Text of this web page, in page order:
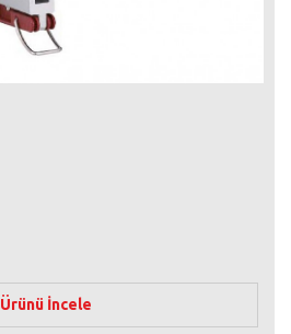
Ürünü İncele